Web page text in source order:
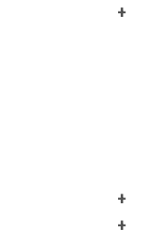
+
+
+